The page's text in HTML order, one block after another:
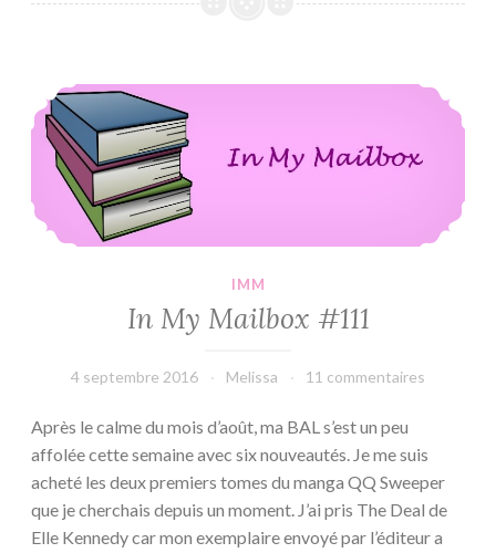
In My Mailbox #111
IMM
In My Mailbox #111
4 septembre 2016 Melissa 11 commentaires
Après le calme du mois d’août, ma BAL s’est un peu
affolée cette semaine avec six nouveautés. Je me suis
acheté les deux premiers tomes du manga QQ Sweeper
que je cherchais depuis un moment. J’ai pris The Deal de
Elle Kennedy car mon exemplaire envoyé par l’éditeur a